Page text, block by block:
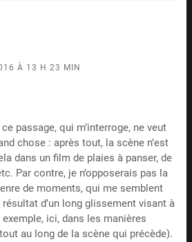
À 13 H 23 MIN
passage, qui m’interroge, ne veut
chose : après tout, la scène n’est
dans un film de plaies à panser, de
Par contre, je n’opposerais pas la
de moments, qui me semblent
d’un long glissement visant à
ici, dans les manières
au long de la scène qui précède).